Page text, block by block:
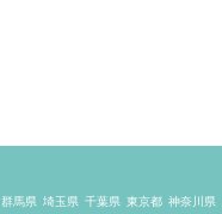
群馬県 埼玉県 千葉県 東京都 神奈川県